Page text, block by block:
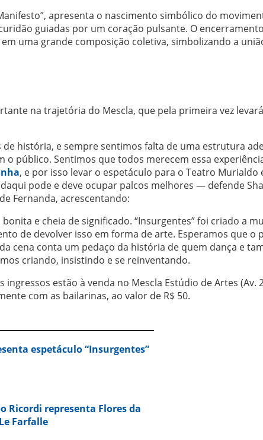
apresenta o nascimento simbólico do
guiadas por um coração pulsante. O
uma grande composição coletiva, simbolizando a
na trajetória do Mescla, que pela primeira vez
história, e sempre sentimos falta de uma estrutura
público. Sentimos que todos merecem essa
, e por isso levar o espetáculo para o Teatro Murialdo
pode e deve ocupar palcos melhores — defende
Fernanda, acrescentando:
e cheia de significado. “Insurgentes” foi criado a
de devolver isso em forma de arte. Esperamos que o
cena conta um pedaço da história de quem dança e
criando, insistindo e se reinventando.
estão à venda no Mescla Estúdio de Artes (Av.
com as bailarinas, ao valor de R$ 50.
espetáculo “Insurgentes”
Ricordi representa Flores da
Farfalle